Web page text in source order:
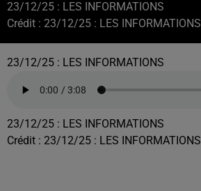
23/12/25 : LES INFORMATIONS
Crédit : 23/12/25 : LES INFORMATIONS
23/12/25 : LES INFORMATIONS
23/12/25 : LES INFORMATIONS
Crédit : 23/12/25 : LES INFORMATIONS